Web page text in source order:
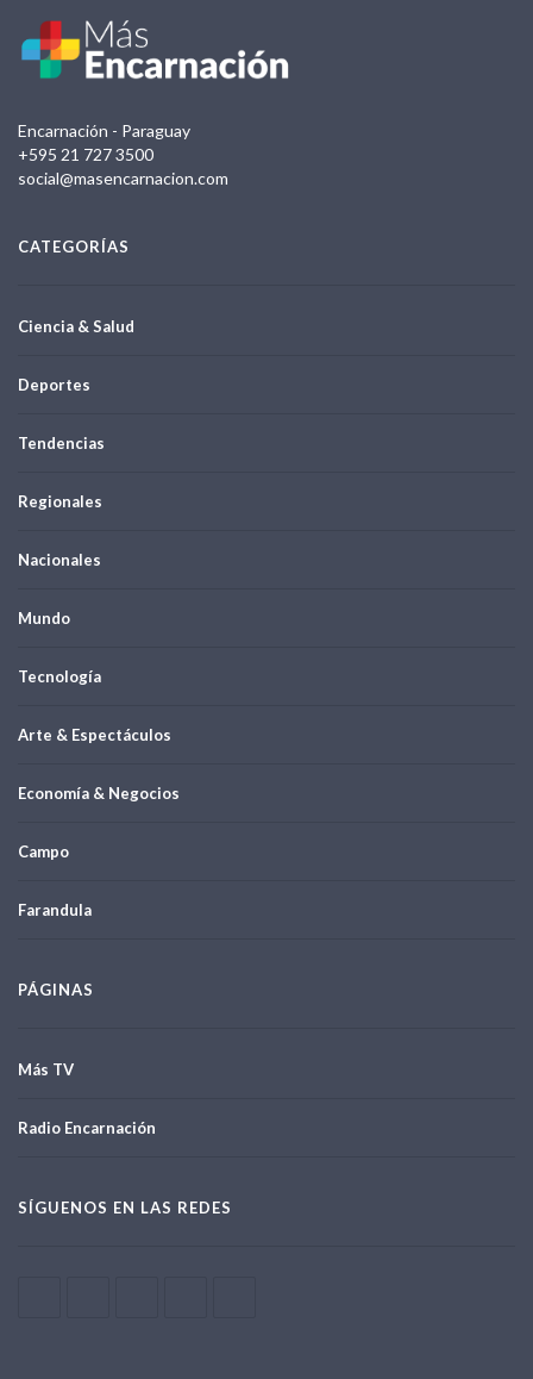
Encarnación - Paraguay
+595 21 727 3500
social@masencarnacion.com
CATEGORÍAS
Ciencia & Salud
Deportes
Tendencias
Regionales
Nacionales
Mundo
Tecnología
Arte & Espectáculos
Economía & Negocios
Campo
Farandula
PÁGINAS
Más TV
Radio Encarnación
SÍGUENOS EN LAS REDES